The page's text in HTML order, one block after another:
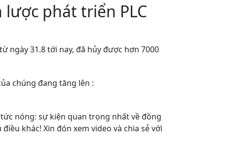
phát triển PLC
ngày 31.8 tới nay, đã hủy được hơn 7000
chúng đang tăng lên :
nóng: sự kiện quan trọng nhất về đồng
khác! Xin đón xem video và chia sẻ với